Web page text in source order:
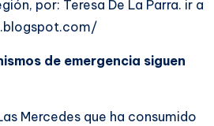
por: Teresa De La Parra. ir a
de emergencia siguen
Mercedes que ha consumido